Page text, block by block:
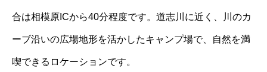
合は相模原ICから40分程度です。道志川に近く、川のカ
ーブ沿いの広場地形を活かしたキャンプ場で、自然を満
喫できるロケーションです。